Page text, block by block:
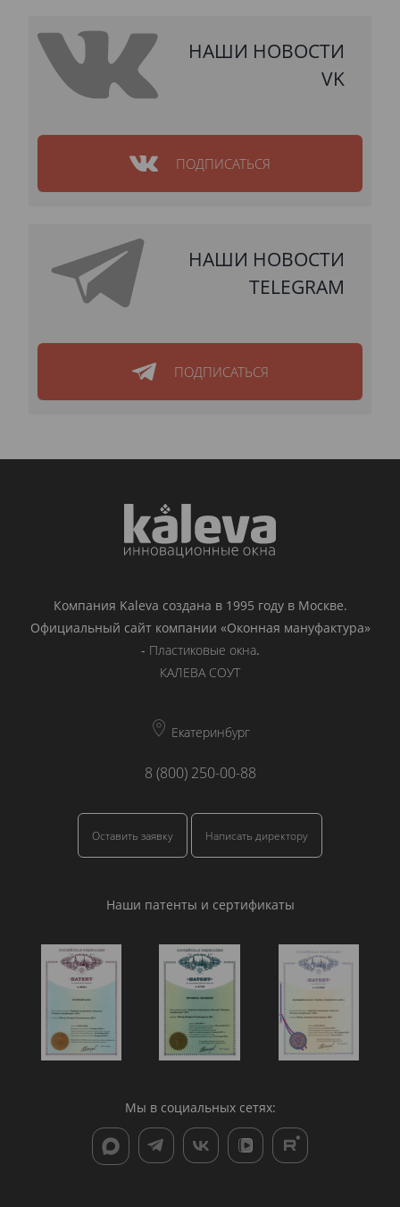
НАШИ НОВОСТИ
VK
ПОДПИСАТЬСЯ
НАШИ НОВОСТИ
TELEGRAM
ПОДПИСАТЬСЯ
Компания Kaleva создана в 1995 году в Москве.
Официальный сайт компании «Оконная мануфактура»
- Пластиковые окна.
КАЛЕВА СОУТ
Екатеринбург
8 (800) 250-00-88
Оставить заявку Написать директору
Наши патенты и сертификаты
Мы в социальных сетях: